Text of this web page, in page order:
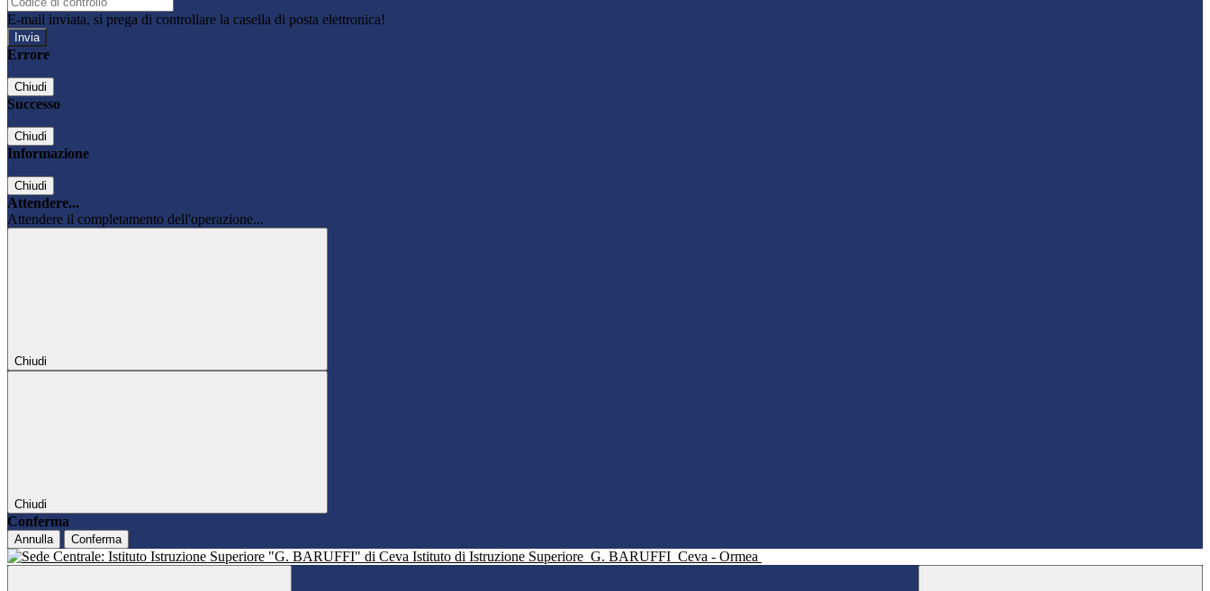
E-mail inviata, si prega di controllare la casella di posta elettronica!
Errore
Chiudi
Successo
Chiudi
Informazione
Chiudi
Attendere...
Attendere il completamento dell'operazione...
Chiudi
Chiudi
Conferma
Annulla Conferma
Istituto di Istruzione Superiore G. BARUFFI Ceva - Ormea